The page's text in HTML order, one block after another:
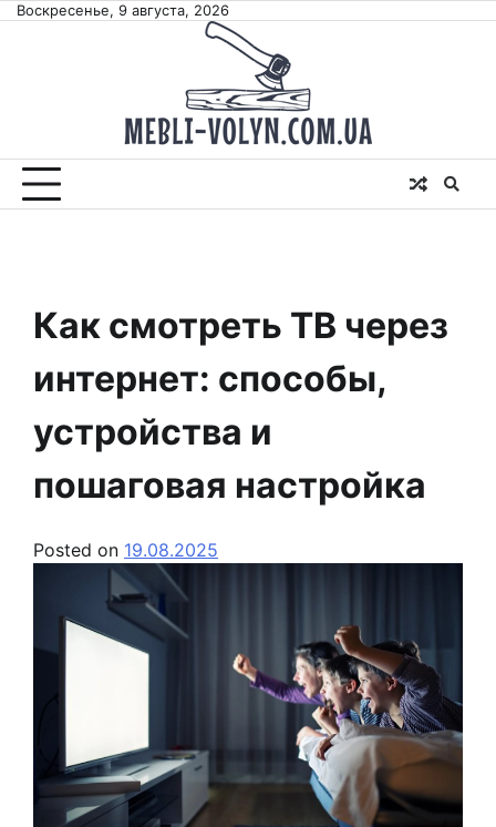
SkipВоскресенье, 9 августа, 2026
Как смотреть ТВ через
интернет: способы,
устройства и
пошаговая настройка
Posted on 19.08.2025